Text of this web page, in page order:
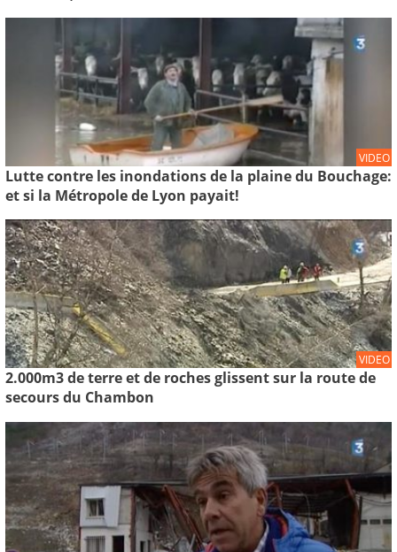
VIDEO
Lutte contre les inondations de la plaine du Bouchage:
et si la Métropole de Lyon payait!
VIDEO
2.000m3 de terre et de roches glissent sur la route de
secours du Chambon